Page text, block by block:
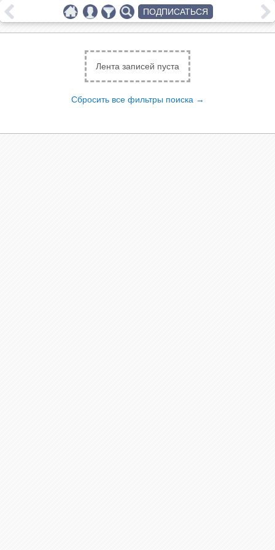
Лента записей пуста
Сбросить все фильтры поиска →
ПОДПИСАТЬСЯ